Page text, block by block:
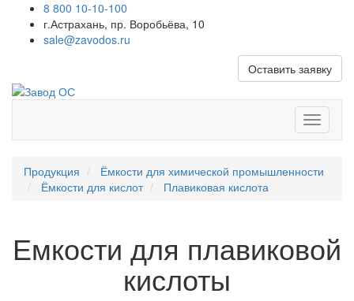
8 800 10-10-100
г.Астрахань, пр. Воробьёва, 10
sale@zavodos.ru
Оставить заявку
меню
Продукция
Ёмкости для химической промышленности
Ёмкости для кислот
Плавиковая кислота
Емкости для плавиковой
кислоты